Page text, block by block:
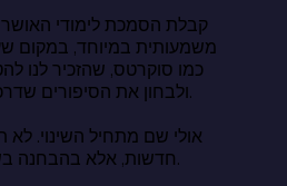
ולבחון את הסיפורים
חדשות, אלא בהבחנה